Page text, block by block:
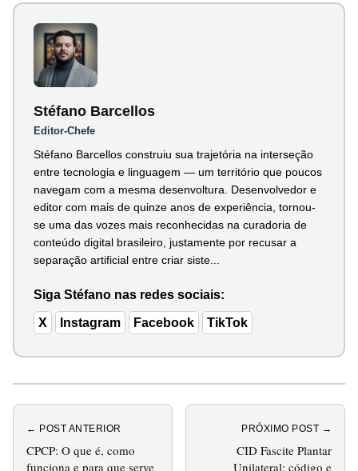
Stéfano Barcellos
Editor-Chefe
Stéfano Barcellos construiu sua trajetória na interseção
entre tecnologia e linguagem — um território que poucos
navegam com a mesma desenvoltura. Desenvolvedor e
editor com mais de quinze anos de experiência, tornou-
se uma das vozes mais reconhecidas na curadoria de
conteúdo digital brasileiro, justamente por recusar a
separação artificial entre criar siste...
Siga Stéfano nas redes sociais:
X Instagram Facebook TikTok
← POST ANTERIOR
CPCP: O que é, como
funciona e para que serve
PRÓXIMO POST →
CID Fascite Plantar
Unilateral: código e